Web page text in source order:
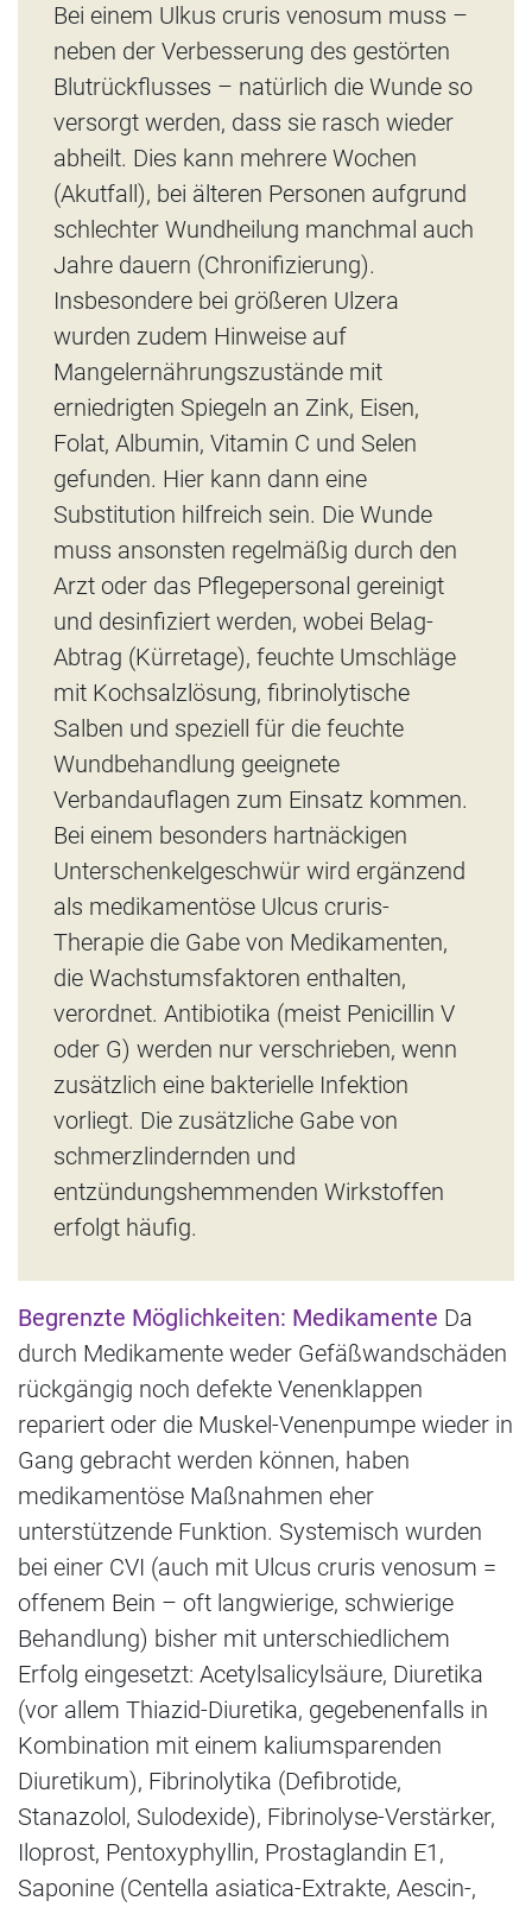
Bei einem Ulkus cruris venosum muss –
neben der Verbesserung des gestörten
Blutrückflusses – natürlich die Wunde so
versorgt werden, dass sie rasch wieder
abheilt. Dies kann mehrere Wochen
(Akutfall), bei älteren Personen aufgrund
schlechter Wundheilung manchmal auch
Jahre dauern (Chronifizierung).
Insbesondere bei größeren Ulzera
wurden zudem Hinweise auf
Mangelernährungszustände mit
erniedrigten Spiegeln an Zink, Eisen,
Folat, Albumin, Vitamin C und Selen
gefunden. Hier kann dann eine
Substitution hilfreich sein. Die Wunde
muss ansonsten regelmäßig durch den
Arzt oder das Pflegepersonal gereinigt
und desinfiziert werden, wobei Belag-
Abtrag (Kürretage), feuchte Umschläge
mit Kochsalzlösung, fibrinolytische
Salben und speziell für die feuchte
Wundbehandlung geeignete
Verbandauflagen zum Einsatz kommen.
Bei einem besonders hartnäckigen
Unterschenkelgeschwür wird ergänzend
als medikamentöse Ulcus cruris-
Therapie die Gabe von Medikamenten,
die Wachstumsfaktoren enthalten,
verordnet. Antibiotika (meist Penicillin V
oder G) werden nur verschrieben, wenn
zusätzlich eine bakterielle Infektion
vorliegt. Die zusätzliche Gabe von
schmerzlindernden und
entzündungshemmenden Wirkstoffen
erfolgt häufig.
Begrenzte Möglichkeiten: Medikamente Da
durch Medikamente weder Gefäßwandschäden
rückgängig noch defekte Venenklappen
repariert oder die Muskel-Venenpumpe wieder in
Gang gebracht werden können, haben
medikamentöse Maßnahmen eher
unterstützende Funktion. Systemisch wurden
bei einer CVI (auch mit Ulcus cruris venosum =
offenem Bein – oft langwierige, schwierige
Behandlung) bisher mit unterschiedlichem
Erfolg eingesetzt: Acetylsalicylsäure, Diuretika
(vor allem Thiazid-Diuretika, gegebenenfalls in
Kombination mit einem kaliumsparenden
Diuretikum), Fibrinolytika (Defibrotide,
Stanazolol, Sulodexide), Fibrinolyse-Verstärker,
Iloprost, Pentoxyphyllin, Prostaglandin E1,
Saponine (Centella asiatica-Extrakte, Aescin-,